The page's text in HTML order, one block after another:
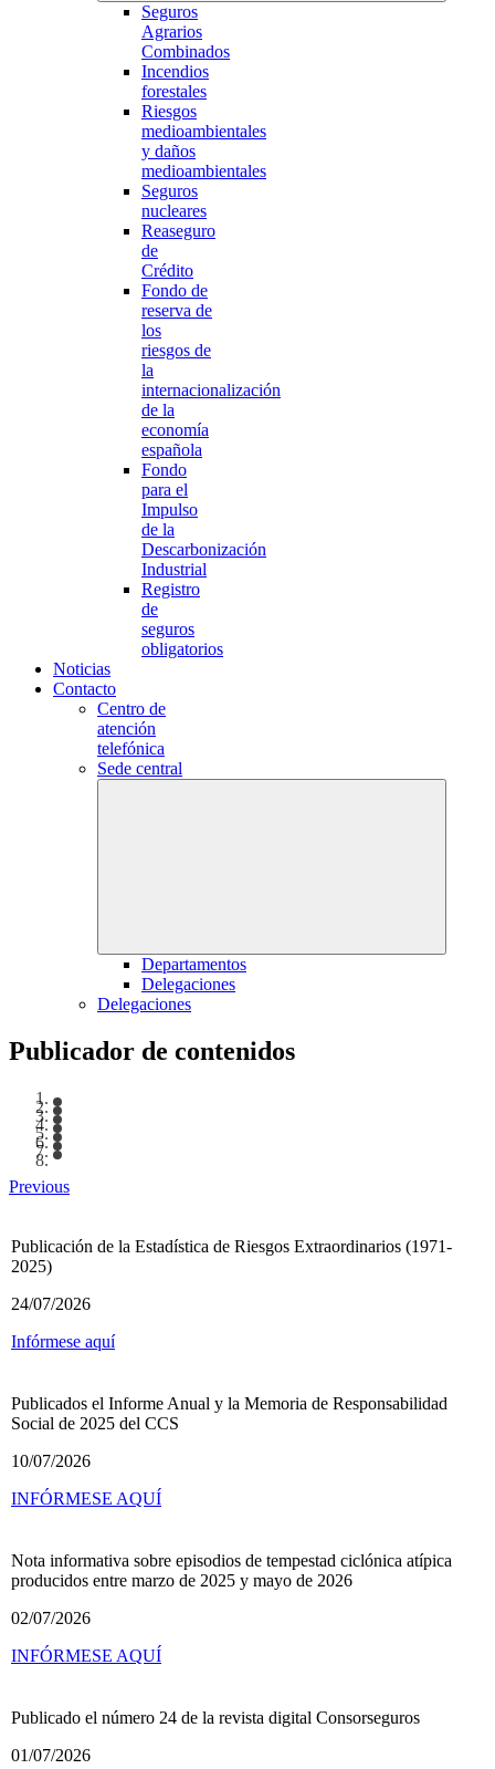
Seguros
Agrarios
Combinados
Incendios
forestales
Riesgos
medioambientales
y daños
medioambientales
Seguros
nucleares
Reaseguro
de
Crédito
Fondo de
reserva de
los
riesgos de
la
internacionalización
de la
economía
española
Fondo
para el
Impulso
de la
Descarbonización
Industrial
Registro
de
seguros
obligatorios
Noticias
Contacto
Centro de
atención
telefónica
Sede central
Departamentos
Delegaciones
Delegaciones
Publicador de contenidos
Previous
Publicación de la Estadística de Riesgos Extraordinarios (1971-
2025)
24/07/2026
Infórmese aquí
Publicados el Informe Anual y la Memoria de Responsabilidad
Social de 2025 del CCS
10/07/2026
INFÓRMESE AQUÍ
Nota informativa sobre episodios de tempestad ciclónica atípica
producidos entre marzo de 2025 y mayo de 2026
02/07/2026
INFÓRMESE AQUÍ
Publicado el número 24 de la revista digital Consorseguros
01/07/2026